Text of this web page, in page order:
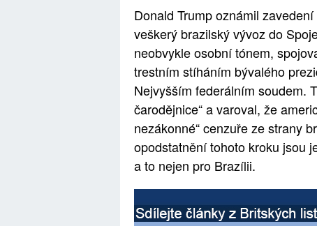
Donald Trump oznámil
veškerý brazilský vývoz do
neobvykle osobní tónem,
trestním stíháním bývalého
Nejvyšším federálním soudem.
čarodějnice“ a varoval, že
nezákonné“ cenzuře ze strany
opodstatnění tohoto kroku jsou
a to nejen pro Brazílii.